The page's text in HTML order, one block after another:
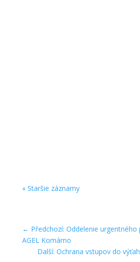
« Staršie záznamy
← Předchozí: Oddelenie
AGEL Komárno
Další: Ochrana vstupov do